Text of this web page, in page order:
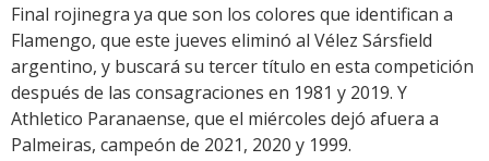
Final rojinegra ya que son los colores que identifican a
Flamengo, que este jueves eliminó al Vélez Sársfield
argentino, y buscará su tercer título en esta competición
después de las consagraciones en 1981 y 2019. Y
Athletico Paranaense, que el miércoles dejó afuera a
Palmeiras, campeón de 2021, 2020 y 1999.